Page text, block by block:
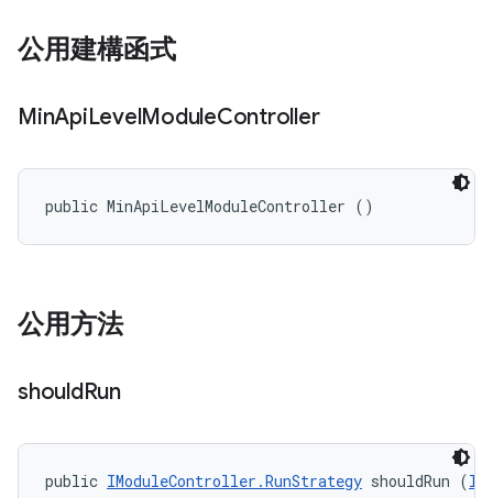
公用建構函式
MinApiLevelModuleController
public MinApiLevelModuleController ()
公用方法
shouldRun
public IModuleController.RunStrategy shouldRun (